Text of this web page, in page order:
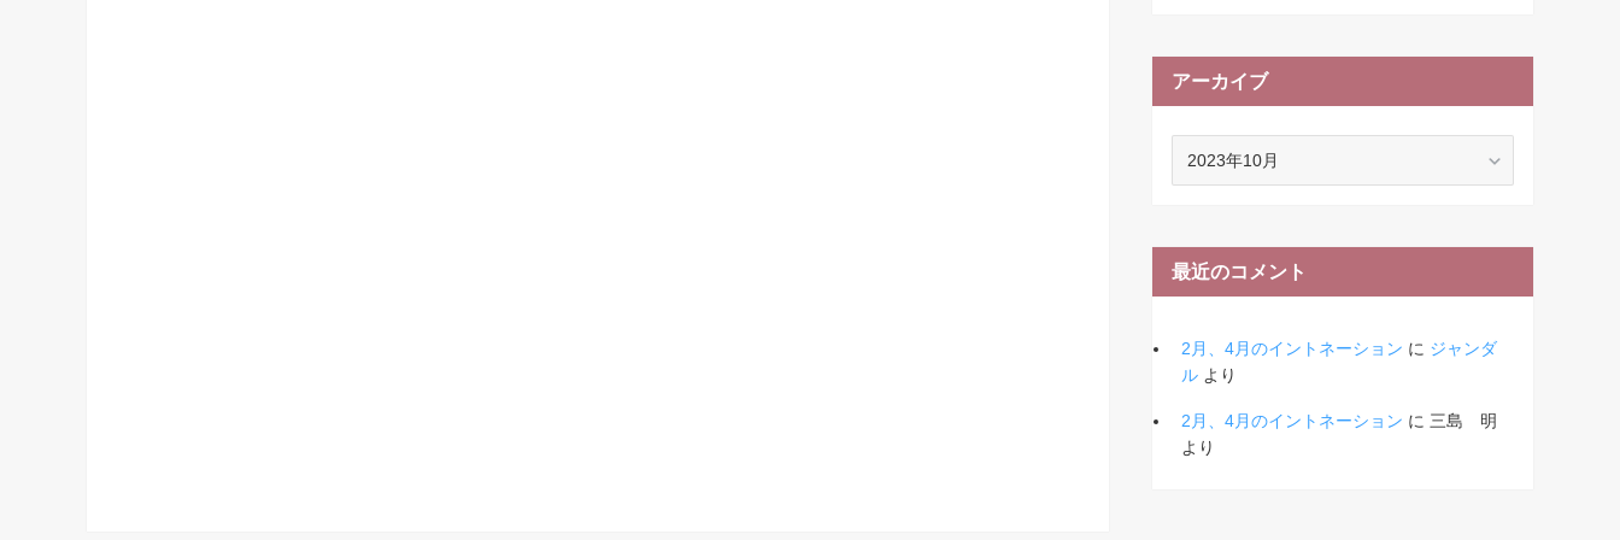
アーカイブ
ブ
最近のコメント
2月、4月のイントネーション に ジャンダ
ル より
2月、4月のイントネーション に 三島 明
より